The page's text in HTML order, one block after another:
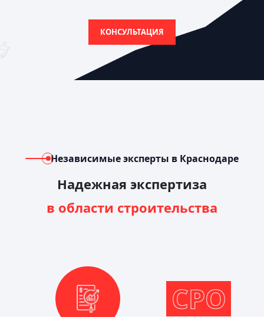
КОНСУЛЬТАЦИЯ
Независимые эксперты в Краснодаре
Надежная экспертиза
в области строительства
СРО